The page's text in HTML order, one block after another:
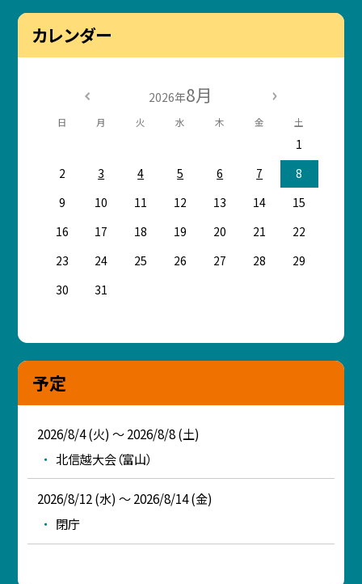
カレンダー
2026年8月
日 月 火 水 木 金 土
1
2
3 4 5 6 7
8
9
10 11 12 13 14
15
16
17 18 19 20 21
22
23
24 25 26 27 28
29
30
31
予定
2026/8/4 (火) ～ 2026/8/8 (土)
北信越大会（富山）
2026/8/12 (水) ～ 2026/8/14 (金)
閉庁